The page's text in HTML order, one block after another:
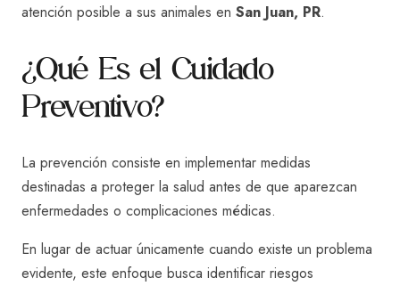
atención posible a sus animales en San Juan, PR.
¿Qué Es el Cuidado
Preventivo?
La prevención consiste en implementar medidas
destinadas a proteger la salud antes de que aparezcan
enfermedades o complicaciones médicas.
En lugar de actuar únicamente cuando existe un problema
evidente, este enfoque busca identificar riesgos